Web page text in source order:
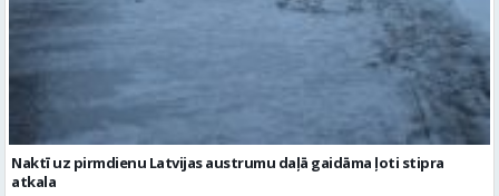
Naktī uz pirmdienu Latvijas austrumu daļā gaidāma ļoti stipra
atkala